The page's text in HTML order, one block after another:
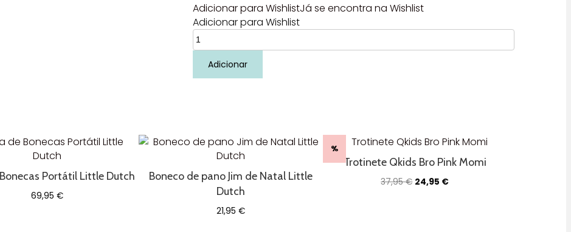
Adicionar para WishlistJá se encontra na Wishlist
Adicionar para Wishlist
Quantidade
de
pocket
Adicionar
Portátil Little Dutch
69,95 €
Boneco de pano Jim de Natal Little
Dutch
21,95€
%
Trotinete Qkids Bro Pink Momi
37,95€ O
24,95 €O